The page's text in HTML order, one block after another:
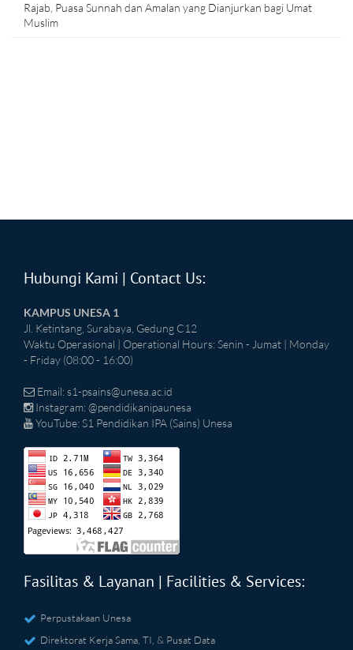
Rajab, Puasa Sunnah dan Amalan yang Dianjurkan bagi Umat
Muslim
Hubungi Kami | Contact Us:
KAMPUS UNESA 1
Jl. Ketintang, Surabaya, Gedung C12
Waktu Operasional | Operational Hours: Senin - Jumat | Monday
- Friday (08:00 - 16:00)
Email:s1-psains@unesa.ac.id
Instagram: @pendidikanipaunesa
YouTube: S1 Pendidikan IPA (Sains) Unesa
Fasilitas & Layanan | Facilities & Services:
Perpustakaan Unesa
Direktorat Kerja Sama, TI, & Pusat Data